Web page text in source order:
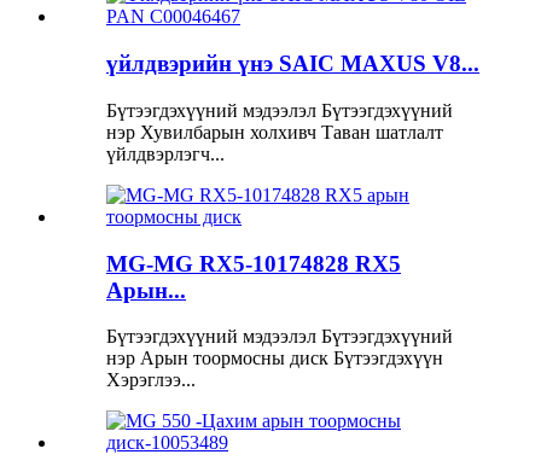
үйлдвэрийн үнэ SAIC MAXUS V8...
Бүтээгдэхүүний мэдээлэл Бүтээгдэхүүний
нэр Хувилбарын холхивч Таван шатлалт
үйлдвэрлэгч...
MG-MG RX5-10174828 RX5
Арын...
Бүтээгдэхүүний мэдээлэл Бүтээгдэхүүний
нэр Арын тоормосны диск Бүтээгдэхүүн
Хэрэглээ...